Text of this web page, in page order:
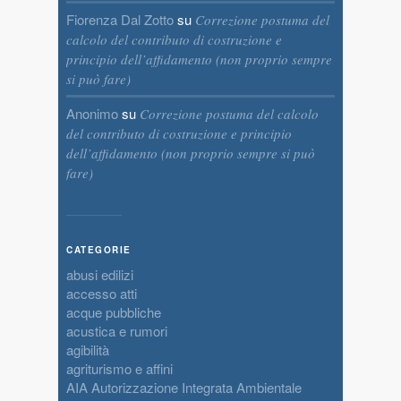
Fiorenza Dal Zottosu Correzione postuma del
calcolo del contributo di costruzione e
principio dell’affidamento (non proprio sempre
si può fare)
Anonimosu Correzione postuma del calcolo
del contributo di costruzione e principio
dell’affidamento (non proprio sempre si può
fare)
CATEGORIE
abusi edilizi
accesso atti
acque pubbliche
acustica e rumori
agibilità
agriturismo e affini
AIA Autorizzazione Integrata Ambientale